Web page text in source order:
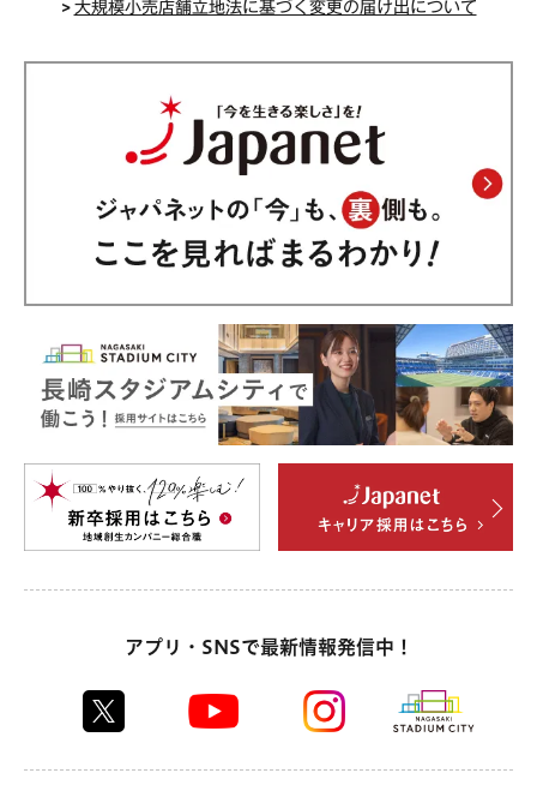
>大規模小売店舗立地法に基づく変更の届け出について
アプリ・SNSで最新情報発信中！